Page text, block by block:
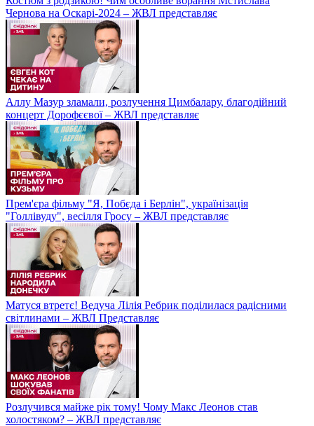
Чернова на Оскарі-2024 – ЖВЛ представляє
Аллу Мазур зламали, розлучення Цимбалару, благодійний
концерт Дорофєєвої – ЖВЛ представляє
Прем'єра фільму "Я, Побєда і Берлін", українізація
"Голлівуду", весілля Гросу – ЖВЛ представляє
Матуся втретє! Ведуча Лілія Ребрик поділилася радісними
світлинами – ЖВЛ Представляє
Розлучився майже рік тому! Чому Макс Леонов став
холостяком? – ЖВЛ представляє